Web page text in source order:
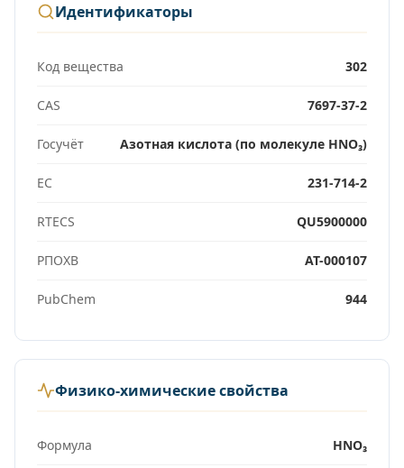
Идентификаторы
Код вещества 302
CAS 7697-37-2
Госучёт Азотная кислота (по молекуле HNO₃)
EC 231-714-2
RTECS QU5900000
РПОХВ АТ-000107
PubChem 944
Физико-химические свойства
Формула HNO₃